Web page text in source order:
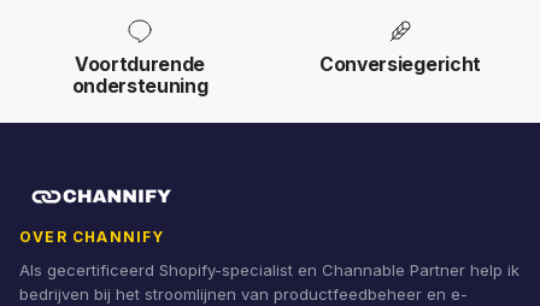
Voortdurende
ondersteuning
Conversiegericht
OVER CHANNIFY
Als gecertificeerd Shopify-specialist en Channable Partner help ik
bedrijven bij het stroomlijnen van productfeedbeheer en e-